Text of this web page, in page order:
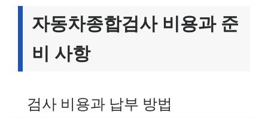
자동차종합검사 비용과 준
비 사항
검사 비용과 납부 방법